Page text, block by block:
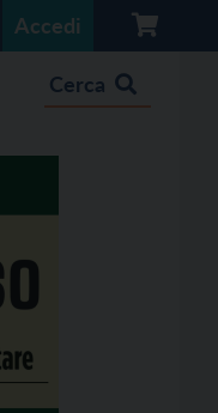
Accedi
Cerca